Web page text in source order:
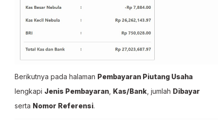
Berikutnya pada halaman Pembayaran Piutang Usaha
lengkapi Jenis Pembayaran Kas/Bank , jumlah Dibayar
serta Nomor Referensi.